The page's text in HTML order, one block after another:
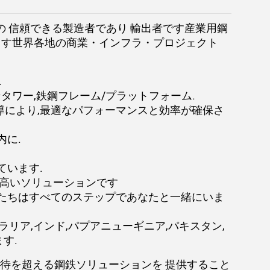
信頼できる製造者であり 輸出者です産業用鋼
世界各地の商業・インフラ・プロジェクト
ワー,鉄鋼フレーム/プラットフォーム.
より,最適なパフォーマンスと効率が確保さ
に.
います.
いソリューションです
はすべてのステップであなたと一緒にいま
リア,インド,パプアニューギニア,パキスタン,
す.
を超える鋼鉄ソリューションを 提供すること